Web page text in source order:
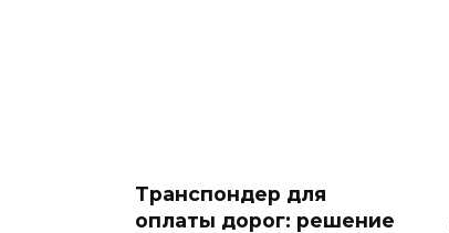
Транспондер для
оплаты дорог: решение